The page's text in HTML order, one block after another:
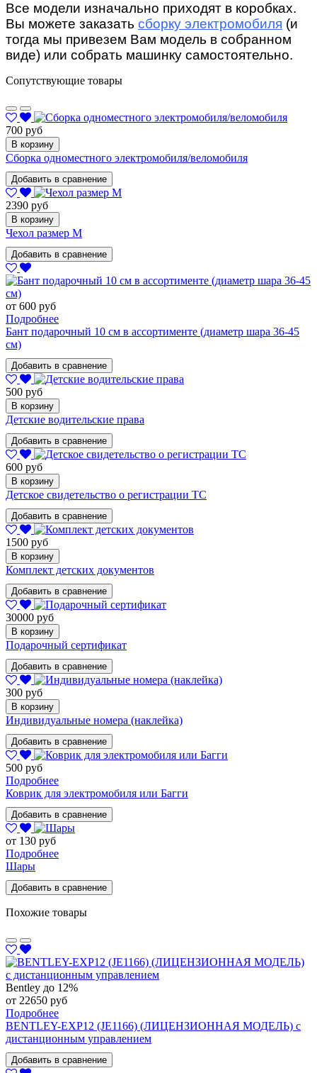
Все модели изначально приходят в коробках.
Вы можете заказать сборку электромобиля (и
тогда мы привезем Вам модель в собранном
виде) или собрать машинку самостоятельно.
Сопутствующие товары
700 руб
В корзину
Сборка одноместного электромобиля/веломобиля
Добавить в сравнение
2390 руб
В корзину
Чехол размер M
Добавить в сравнение
от 600 руб
Подробнее
Бант подарочный 10 см в ассортименте (диаметр шара 36-45
см)
Добавить в сравнение
500 руб
В корзину
Детские водительские права
Добавить в сравнение
600 руб
В корзину
Детское свидетельство о регистрации ТС
Добавить в сравнение
1500 руб
В корзину
Комплект детских документов
Добавить в сравнение
30000 руб
В корзину
Подарочный сертификат
Добавить в сравнение
300 руб
В корзину
Индивидуальные номера (наклейка)
Добавить в сравнение
500 руб
Подробнее
Коврик для электромобиля или Багги
Добавить в сравнение
от 130 руб
Подробнее
Шары
Добавить в сравнение
Похожие товары
Bentley до 12%
от 22650 руб
Подробнее
BENTLEY-EXP12 (JE1166) (ЛИЦЕНЗИОННАЯ МОДЕЛЬ) с
дистанционным управлением
Добавить в сравнение